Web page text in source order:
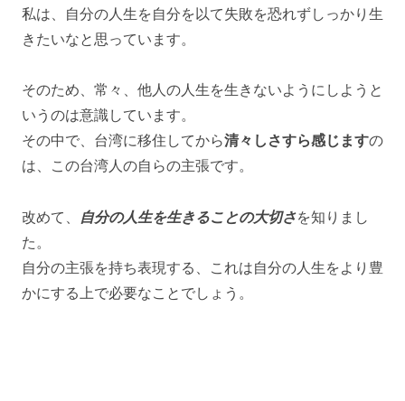
私は、自分の人生を自分を以て失敗を恐れずしっかり生
きたいなと思っています。
そのため、常々、他人の人生を生きないようにしようと
いうのは意識しています。
その中で、台湾に移住してから清々しさすら感じますの
は、この台湾人の自らの主張です。
改めて、 自分の人生を生きることの大切さを知りまし
た。
自分の主張を持ち表現する、これは自分の人生をより豊
かにする上で必要なことでしょう。